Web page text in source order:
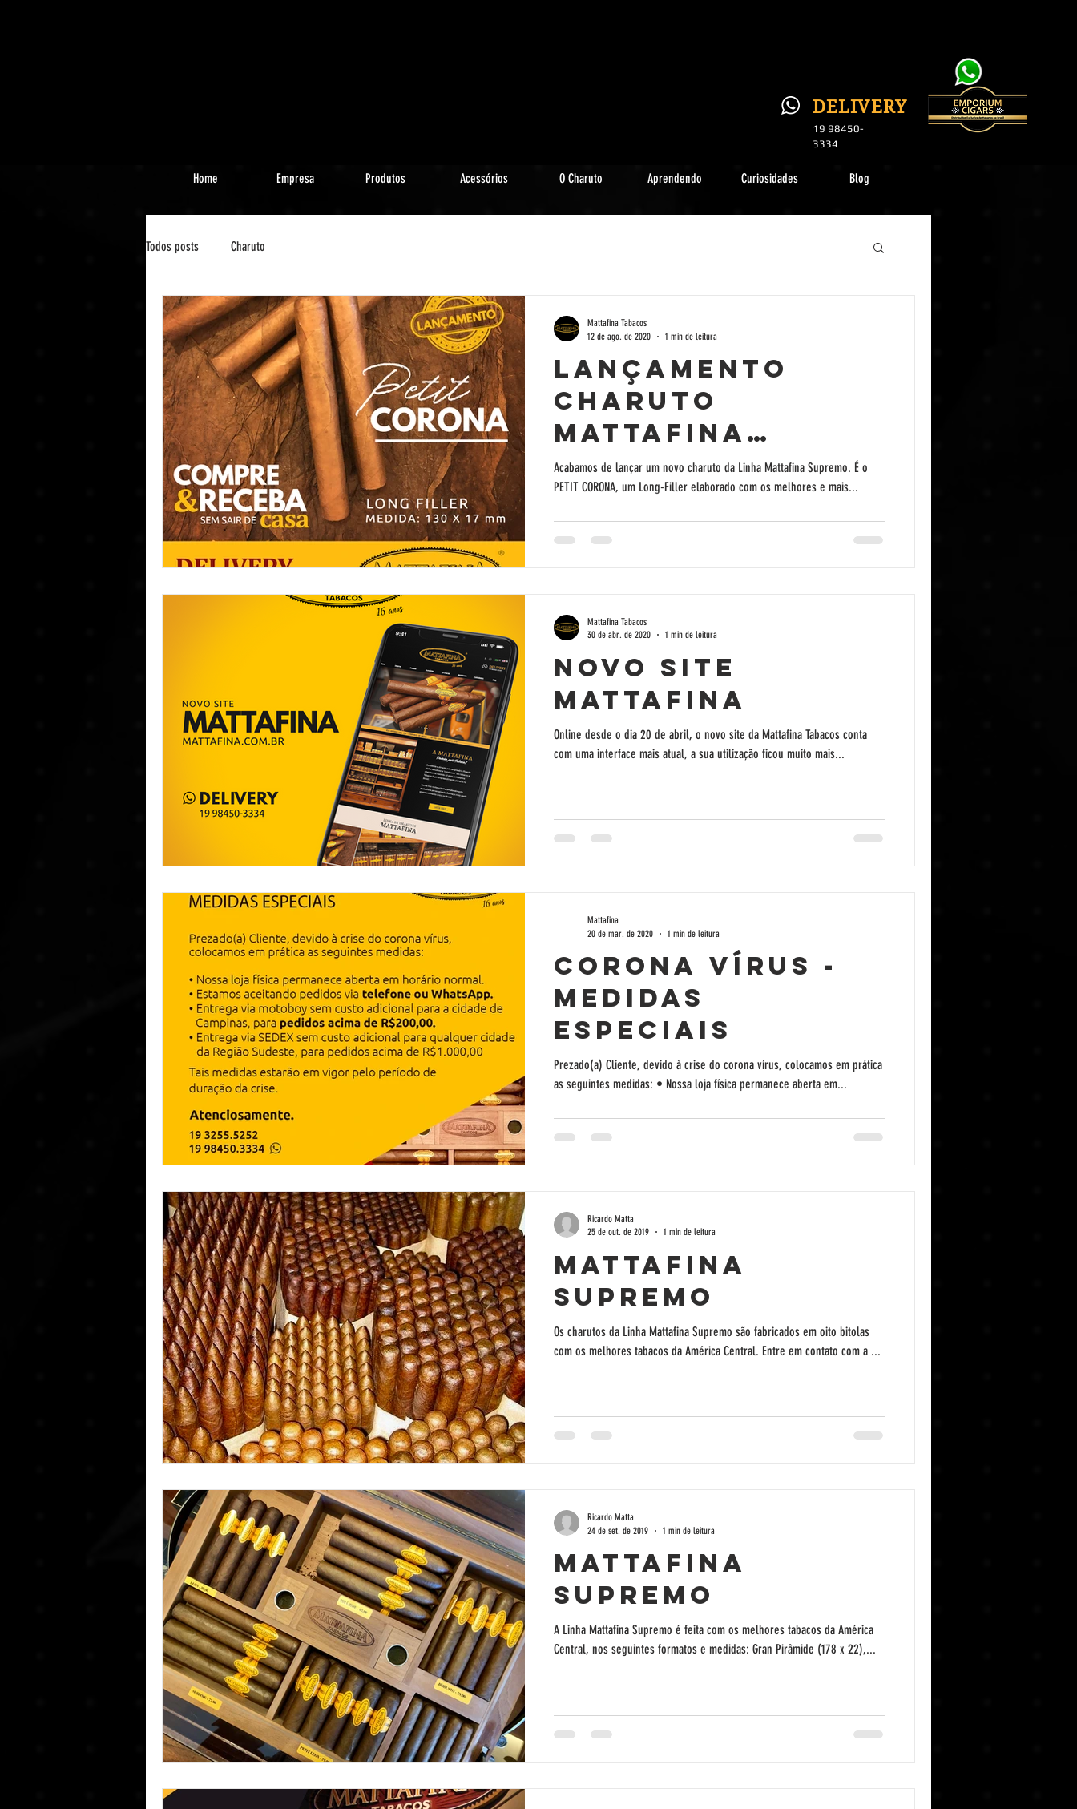
22
ANO S
DELIVERY
19 98450-
3334
Home Empresa Produtos Acessórios O Charuto Aprendendo Curiosidades Blog
Todos posts Charuto
Lançamento
Charuto
Mattafina
Supremo - Petit
Corona
Acabamos de lançar um novo charuto da Linha Mattafina Supremo. É o
PETIT CORONA, um Long-Filler elaborado com os melhores e mais...
Mattafina Tabacos
12 de ago. de 2020
1 min de leitura
Novo site
Mattafina
Online desde o dia 20 de abril, o novo site da Mattafina Tabacos conta
com uma interface mais atual, a sua utilização ficou muito mais...
Mattafina Tabacos
30 de abr. de 2020
1 min de leitura
CORONA VÍRUS -
MEDIDAS
ESPECIAIS
Prezado(a) Cliente, devido à crise do corona vírus, colocamos em prática
as seguintes medidas: • Nossa loja física permanece aberta em...
Mattafina
20 de mar. de 2020
1 min de leitura
Mattafina
Supremo
Os charutos da Linha Mattafina Supremo são fabricados em oito bitolas
com os melhores tabacos da América Central. Entre em contato com a ...
Ricardo Matta
25 de out. de 2019
1 min de leitura
Mattafina
Supremo
A Linha Mattafina Supremo é feita com os melhores tabacos da América
Central, nos seguintes formatos e medidas: Gran Pirâmide (178 x 22),...
Ricardo Matta
24 de set. de 2019
1 min de leitura